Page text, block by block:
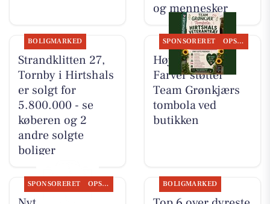
og mennesker
BOLIGMARKED
Strandklitten 27,
Tornby i Hirtshals
er solgt for
5.800.000 - se
køberen og 2
andre solgte
boliger
SPONSORERET OPSLAGSTAVLEN
Høj Data/Høj
Farver støtter
Team Grønkjærs
tombola ved
butikken
SPONSORERET OPSLAGSTAVLEN BOLIGMARKED